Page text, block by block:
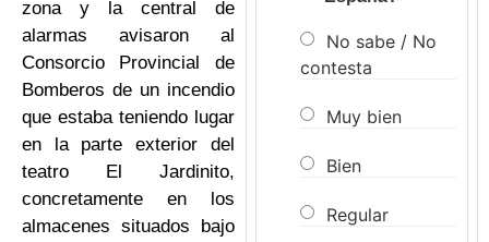
zona y la central de
alarmas avisaron al
Consorcio Provincial de
Bomberos de un incendio
que estaba teniendo lugar
en la parte exterior del
teatro El Jardinito,
concretamente en los
almacenes situados bajo
No sabe / No
contesta
Muy bien
Bien
Regular